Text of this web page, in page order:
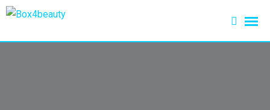
Przejdź
treści